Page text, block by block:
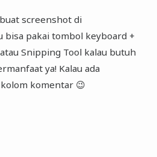
screenshot di
bisa pakai tombol keyboard +
Snipping Tool kalau butuh
ya! Kalau ada
komentar 😉